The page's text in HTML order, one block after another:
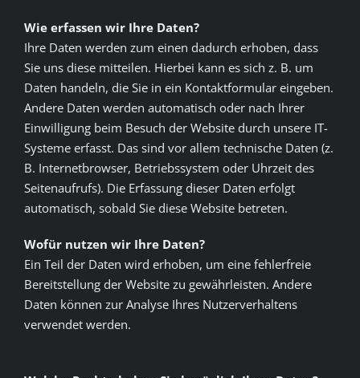
Wie erfassen wir Ihre Daten?
Ihre Daten werden zum einen dadurch erhoben, dass
Sie uns diese mitteilen. Hierbei kann es sich z. B. um
Daten handeln, die Sie in ein Kontaktformular eingeben.
Andere Daten werden automatisch oder nach Ihrer
Einwilligung beim Besuch der Website durch unsere IT-
Systeme erfasst. Das sind vor allem technische Daten (z.
B. Internetbrowser, Betriebssystem oder Uhrzeit des
Seitenaufrufs). Die Erfassung dieser Daten erfolgt
automatisch, sobald Sie diese Website betreten.
Wofür nutzen wir Ihre Daten?
Ein Teil der Daten wird erhoben, um eine fehlerfreie
Bereitstellung der Website zu gewährleisten. Andere
Daten können zur Analyse Ihres Nutzerverhaltens
verwendet werden.